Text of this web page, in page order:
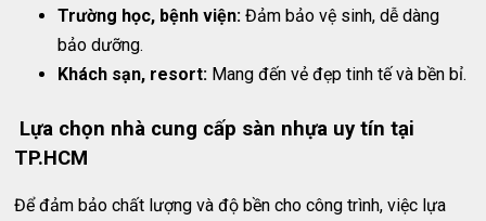
Trường học, bệnh viện: Đảm bảo vệ sinh, dễ dàng
bảo dưỡng.
Khách sạn, resort: Mang đến vẻ đẹp tinh tế và bền bỉ.
Lựa chọn nhà cung cấp sàn nhựa uy tín tại
TP.HCM
Để đảm bảo chất lượng và độ bền cho công trình, việc lựa